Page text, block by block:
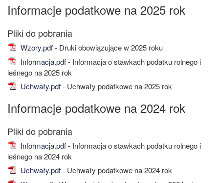
Informacje podatkowe na 2025 rok
Wzory.pdf- Druki obowiązujące w 2025 roku
Informacja.pdf- Informacja o stawkach podatku rolnego i
leśnego na 2025 rok
Uchwały.pdf- Uchwały podatkowe na 2025 rok
Informacje podatkowe na 2024 rok
Informacja.pdf- Informacja o stawkach podatku rolnego i
leśnego na 2024 rok
Uchwały.pdf- Uchwały podatkowe na 2024 rok